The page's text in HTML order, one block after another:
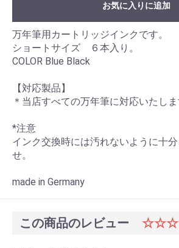
お気に入りに追加
万年筆用カートリッジインクです。
ショートサイズ ６本入り。
COLOR Blue Black
【対応製品】
＊当店すべての万年筆に対応いたしま
*注意
インク交換時には汚れないように十
せ。
made in Germany
この商品のレビュー